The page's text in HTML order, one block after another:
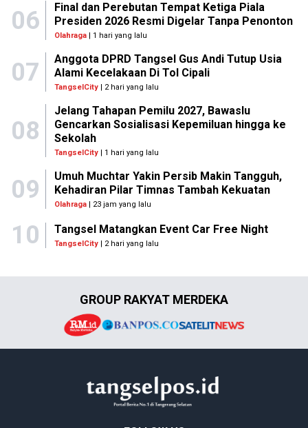
06
Final dan Perebutan Tempat Ketiga Piala
Presiden 2026 Resmi Digelar Tanpa Penonton
Olahraga| 1 hari yang lalu
07
Anggota DPRD Tangsel Gus Andi Tutup Usia
Alami Kecelakaan Di Tol Cipali
TangselCity| 2 hari yang lalu
08
Jelang Tahapan Pemilu 2027, Bawaslu
Gencarkan Sosialisasi Kepemiluan hingga ke
Sekolah
TangselCity| 1 hari yang lalu
09
Umuh Muchtar Yakin Persib Makin Tangguh,
Kehadiran Pilar Timnas Tambah Kekuatan
Olahraga| 23 jam yang lalu
10 Tangsel Matangkan Event Car Free Night
TangselCity | 2 hari yang lalu
GROUP RAKYAT MERDEKA